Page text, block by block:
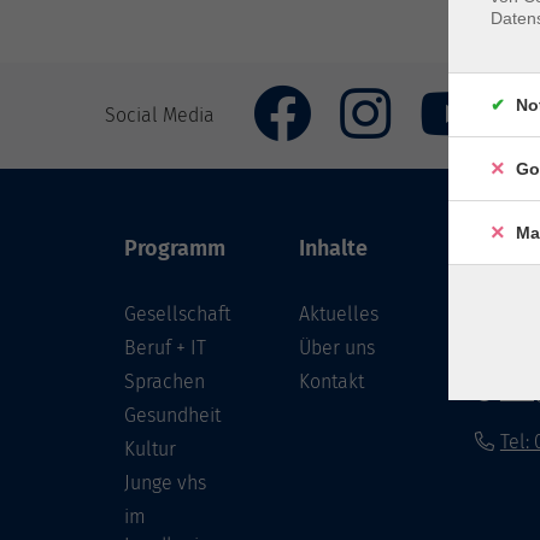
Social Media
Programm
Gesellschaft
Beruf + IT
Sprachen
Gesundheit
Kultur
Junge vhs
im
Inhalte
Aktuelles
Über uns
Kontakt
Tel: